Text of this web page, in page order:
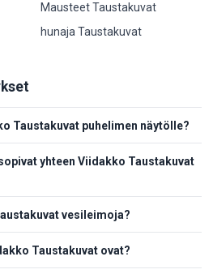
Mausteet Taustakuvat
hunaja Taustakuvat
Taustakuvat puhelimen näytölle?
yhteen Viidakko Taustakuvat
vesileimoja?
Taustakuvat ovat?